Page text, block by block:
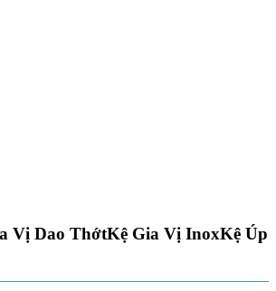
Vị Dao ThớtKệ Gia Vị InoxKệ Úp